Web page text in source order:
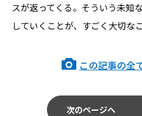
スが返ってくる。そういう未知
していくことが、すごく大切な
この記事の全
次のページへ